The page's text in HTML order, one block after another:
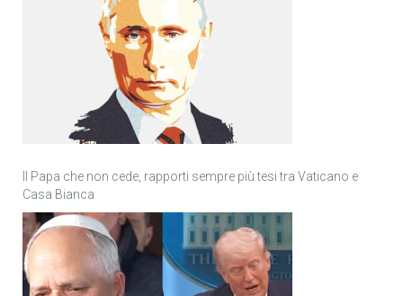
Il Papa che non cede, rapporti sempre più tesi tra Vaticano e
Casa Bianca